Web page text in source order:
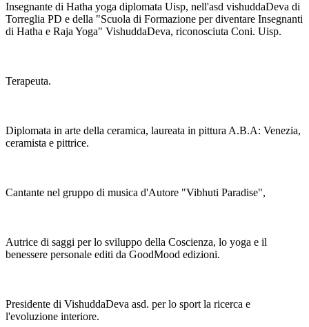
Insegnante di Hatha yoga diplomata Uisp, nell'asd vishuddaDeva di
Torreglia PD e della "Scuola di Formazione per diventare Insegnanti
di Hatha e Raja Yoga" VishuddaDeva, riconosciuta Coni. Uisp.
Terapeuta.
Diplomata in arte della ceramica, laureata in pittura A.B.A: Venezia,
ceramista e pittrice.
Cantante nel gruppo di musica d'Autore "Vibhuti Paradise",
Autrice di saggi per lo sviluppo della Coscienza, lo yoga e il
benessere personale editi da GoodMood edizioni.
Presidente di VishuddaDeva asd. per lo sport la ricerca e
l'evoluzione interiore.